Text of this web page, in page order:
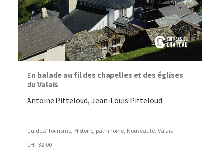
AJOUTER AU PANIER
En balade au fil des chapelles et des églises
du Valais
Antoine Pitteloud, Jean-Louis Pitteloud
Guides/ Tourisme, Histoire, patrimoine, Nouveauté, Valais
CHF32.00